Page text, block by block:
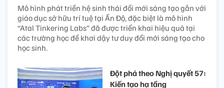
Mô hình phát triển hệ sinh thái đổi mới sáng tạo gắn với
giáo dục sở hữu trí tuệ tại Ấn Độ, đặc biệt là mô hình
“Atal Tinkering Labs” đã được triển khai hiệu quả tại
các trường học để khơi dậy tư duy đổi mới sáng tạo cho
học sinh.
Đột phá theo Nghị quyết 57:
Kiến tạo hạ tầng